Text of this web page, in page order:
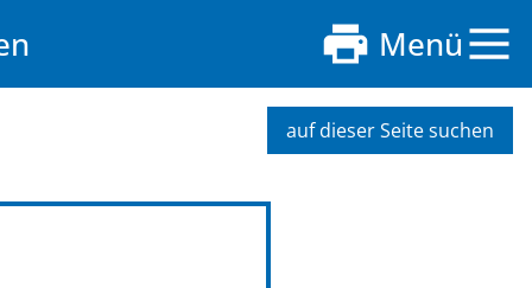
Menü
auf dieser Seite suchen